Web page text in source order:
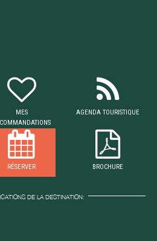
MES
AGENDA TOURISTIQUE
RÉSERVER BROCHURE
DE LA DESTINATION: